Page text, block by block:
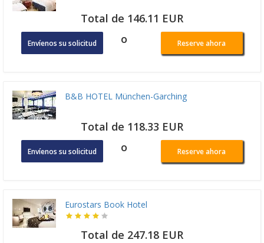
Total de 146.11 EUR
Envíenos su solicitud o Reserve ahora
B&B HOTEL München-Garching
Total de 118.33 EUR
Envíenos su solicitud o Reserve ahora
Eurostars Book Hotel
Total de 247.18 EUR